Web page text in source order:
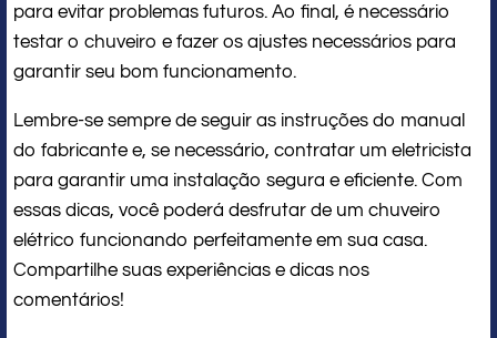
para evitar problemas futuros. Ao final, é necessário
testar o chuveiro e fazer os ajustes necessários para
garantir seu bom funcionamento.
Lembre-se sempre de seguir as instruções do manual
do fabricante e, se necessário, contratar um eletricista
para garantir uma instalação segura e eficiente. Com
essas dicas, você poderá desfrutar de um chuveiro
elétrico funcionando perfeitamente em sua casa.
Compartilhe suas experiências e dicas nos
comentários!